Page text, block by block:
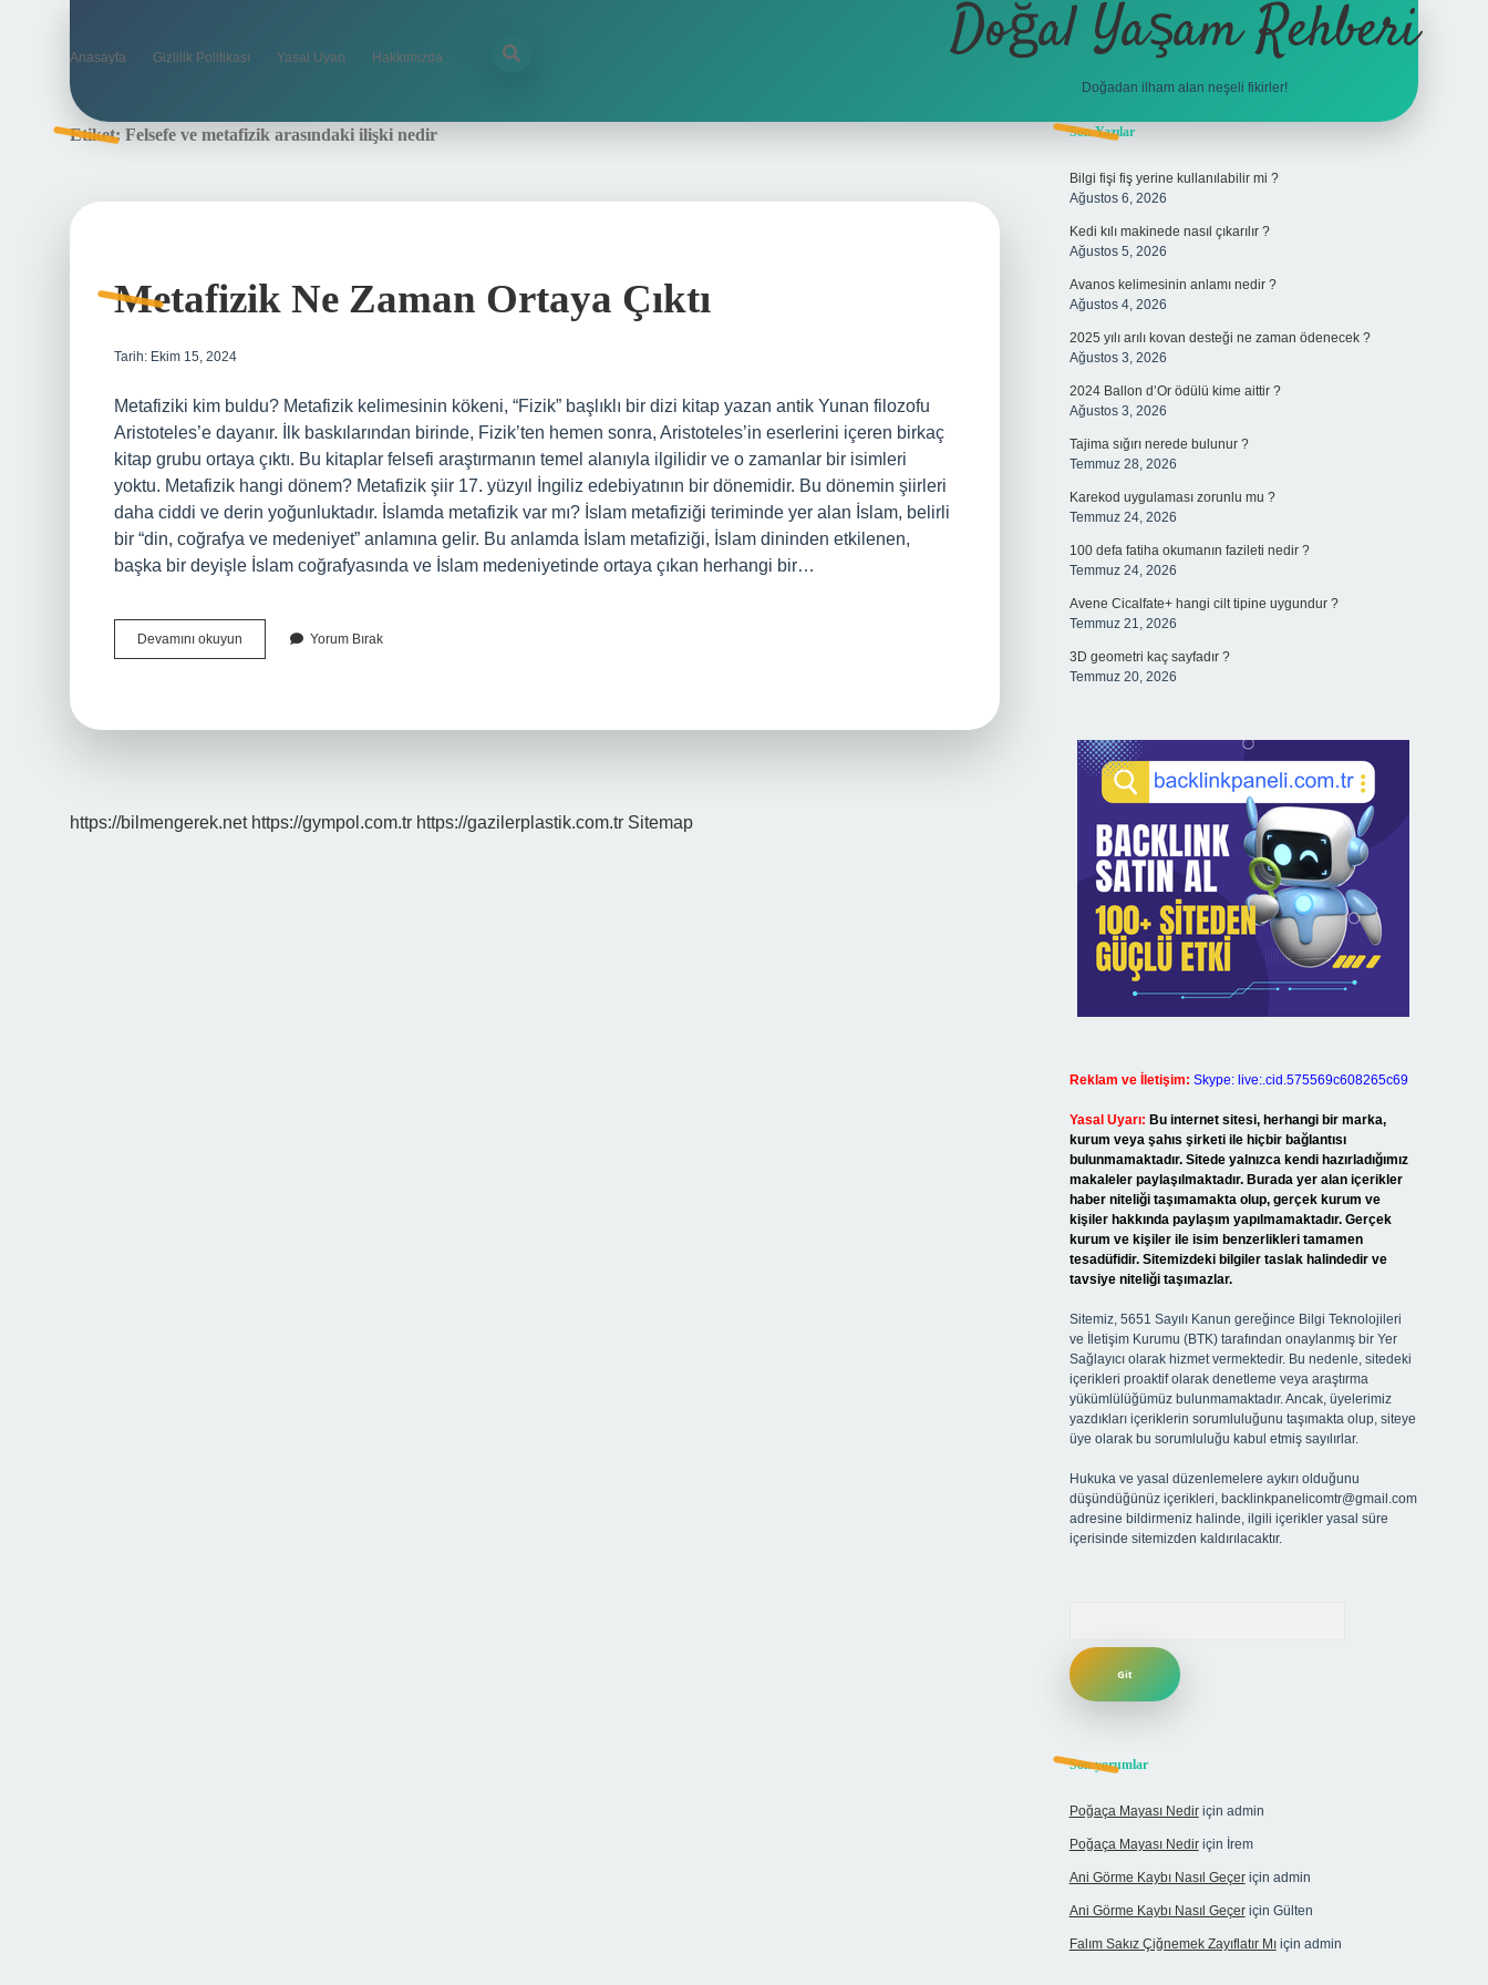
Anasayfa Gizlilik Politikası Yasal Uyarı Hakkımızda Doğal Yaşam Rehberi
Doğadan ilham alan neşeli fikirler!
Etiket: Felsefe ve metafizik arasındaki ilişki nedir
Metafizik Ne Zaman Ortaya Çıktı
Tarih: Ekim 15, 2024
Metafiziki kim buldu? Metafizik kelimesinin kökeni, “Fizik” başlıklı bir dizi kitap yazan antik Yunan filozofu
Aristoteles’e dayanır. İlk baskılarından birinde, Fizik’ten hemen sonra, Aristoteles’in eserlerini içeren birkaç
kitap grubu ortaya çıktı. Bu kitaplar felsefi araştırmanın temel alanıyla ilgilidir ve o zamanlar bir isimleri
yoktu. Metafizik hangi dönem? Metafizik şiir 17. yüzyıl İngiliz edebiyatının bir dönemidir. Bu dönemin şiirleri
daha ciddi ve derin yoğunluktadır. İslamda metafizik var mı? İslam metafiziği teriminde yer alan İslam, belirli
bir “din, coğrafya ve medeniyet” anlamına gelir. Bu anlamda İslam metafiziği, İslam dininden etkilenen,
başka bir deyişle İslam coğrafyasında ve İslam medeniyetinde ortaya çıkan herhangi bir…
Devamını okuyun Metafizik
Ne
Yorum Bırak
https://bilmengerek.net https://gympol.com.tr https://gazilerplastik.com.tr Sitemap
Sidebar
Son Yazılar
Bilgi fişi fiş yerine kullanılabilir mi ?
Ağustos 6, 2026
Kedi kılı makinede nasıl çıkarılır ?
Ağustos 5, 2026
Avanos kelimesinin anlamı nedir ?
Ağustos 4, 2026
2025 yılı arılı kovan desteği ne zaman ödenecek ?
Ağustos 3, 2026
2024 Ballon d’Or ödülü kime aittir ?
Ağustos 3, 2026
Tajima sığırı nerede bulunur ?
Temmuz 28, 2026
Karekod uygulaması zorunlu mu ?
Temmuz 24, 2026
100 defa fatiha okumanın fazileti nedir ?
Temmuz 24, 2026
Avene Cicalfate+ hangi cilt tipine uygundur ?
Temmuz 21, 2026
3D geometri kaç sayfadır ?
Temmuz 20, 2026
Reklam ve İletişim: Skype: live:.cid.575569c608265c69
Yasal Uyarı: Bu internet sitesi, herhangi bir marka,
kurum veya şahıs şirketi ile hiçbir bağlantısı
bulunmamaktadır. Sitede yalnızca kendi hazırladığımız
makaleler paylaşılmaktadır. Burada yer alan içerikler
haber niteliği taşımamakta olup, gerçek kurum ve
kişiler hakkında paylaşım yapılmamaktadır. Gerçek
kurum ve kişiler ile isim benzerlikleri tamamen
tesadüfidir. Sitemizdeki bilgiler taslak halindedir ve
tavsiye niteliği taşımazlar.
Sitemiz, 5651 Sayılı Kanun gereğince Bilgi Teknolojileri
ve İletişim Kurumu (BTK) tarafından onaylanmış bir Yer
Sağlayıcı olarak hizmet vermektedir. Bu nedenle, sitedeki
içerikleri proaktif olarak denetleme veya araştırma
yükümlülüğümüz bulunmamaktadır. Ancak, üyelerimiz
yazdıkları içeriklerin sorumluluğunu taşımakta olup, siteye
üye olarak bu sorumluluğu kabul etmiş sayılırlar.
Hukuka ve yasal düzenlemelere aykırı olduğunu
düşündüğünüz içerikleri, backlinkpanelicomtr@gmail.com
adresine bildirmeniz halinde, ilgili içerikler yasal süre
içerisinde sitemizden kaldırılacaktır.
Son yorumlar
Poğaça Mayası Nediriçin admin
Poğaça Mayası Nediriçin İrem
Ani Görme Kaybı Nasıl Geçeriçin admin
Ani Görme Kaybı Nasıl Geçeriçin Gülten
Falım Sakız Çiğnemek Zayıflatır Mıiçin admin